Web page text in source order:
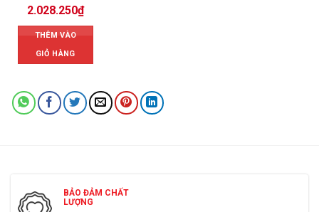
2.028.250₫
THÊM VÀO
GIỎ HÀNG
BẢO ĐẢM CHẤT
LƯỢNG